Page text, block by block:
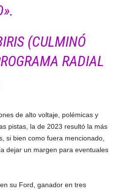
(CULMINÓ
RADIAL
de alto voltaje, polémicas y
pistas, la de 2023 resultó la más
si bien como fuera mencionado,
dejar un margen para eventuales
su Ford, ganador en tres